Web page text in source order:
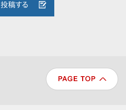
投稿する